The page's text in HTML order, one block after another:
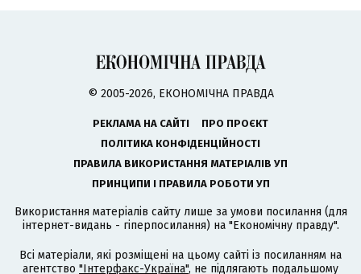
© 2005-2026, ЕКОНОМІЧНА ПРАВДА
РЕКЛАМА НА САЙТІ
ПРО ПРОЄКТ
ПОЛІТИКА КОНФІДЕНЦІЙНОСТІ
ПРАВИЛА ВИКОРИСТАННЯ МАТЕРІАЛІВ УП
ПРИНЦИПИ І ПРАВИЛА РОБОТИ УП
Використання матеріалів сайту лише за умови посилання (для
інтернет-видань - гіперпосилання) на "Економічну правду".
Всі матеріали, які розміщені на цьому сайті із посиланням на
агентство "Інтерфакс-Україна", не підлягають подальшому